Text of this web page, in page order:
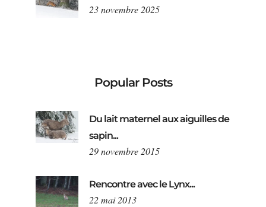
23 novembre 2025
Popular Posts
Du lait maternel aux aiguilles de
sapin...
29 novembre 2015
Rencontre avec le Lynx...
22 mai 2013